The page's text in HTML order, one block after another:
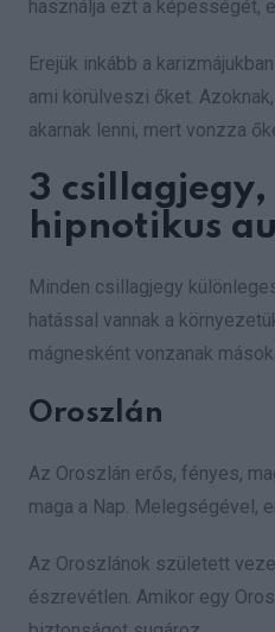
használja ezt a képességét,
Erejük inkább a
ami körülveszi őket.
akarnak lenni, mert vonzza
3
hipnotikus
Minden csillagjegy
hatással vannak a
mágnesként vonzanak
Oroszlán
Az Oroszlán erős, fényes,
maga a Nap. Melegségével,
Az Oroszlánok született
észrevétlen. Amikor egy